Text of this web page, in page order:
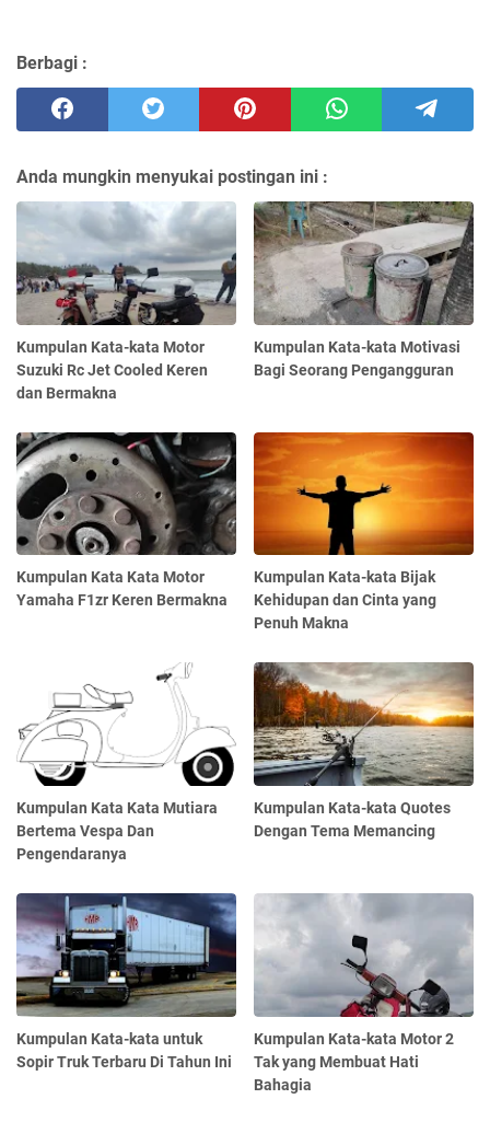
Berbagi :
Anda mungkin menyukai postingan ini :
Kumpulan Kata-kata Motor
Suzuki Rc Jet Cooled Keren
dan Bermakna
Kumpulan Kata-kata Motivasi
Bagi Seorang Pengangguran
Kumpulan Kata Kata Motor
Yamaha F1zr Keren Bermakna
Kumpulan Kata-kata Bijak
Kehidupan dan Cinta yang
Penuh Makna
Kumpulan Kata Kata Mutiara
Bertema Vespa Dan
Pengendaranya
Kumpulan Kata-kata Quotes
Dengan Tema Memancing
Kumpulan Kata-kata untuk
Sopir Truk Terbaru Di Tahun Ini
Kumpulan Kata-kata Motor 2
Tak yang Membuat Hati
Bahagia